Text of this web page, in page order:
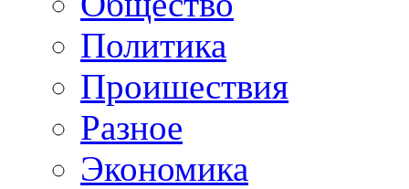
Политика
Проишествия
Разное
Экономика